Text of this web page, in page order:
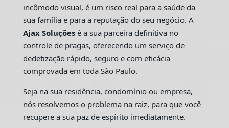
incômodo visual, é um risco real para a saúde da
sua família e para a reputação do seu negócio. A
Ajax Soluçõesé a sua parceira definitiva no
controle de pragas, oferecendo um serviço de
dedetização rápido, seguro e com eficácia
comprovada em toda São Paulo.
Seja na sua residência, condomínio ou empresa,
nós resolvemos o problema na raiz, para que você
recupere a sua paz de espírito imediatamente.